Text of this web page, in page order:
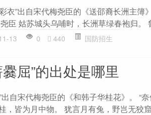
衣”出自宋代梅尧臣的《送邵裔长洲主簿
臣 姑苏城头乌哺时，长洲草绿春袍归。
13 0 440 国防招生
屈”的出处是哪里
出自宋代梅尧臣的《和韩子华桂花》。 “
，皆为月中物。 犹言月有兔，野岂无狡